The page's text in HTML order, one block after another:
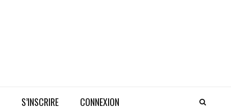
S’INSCRIRE CONNEXION